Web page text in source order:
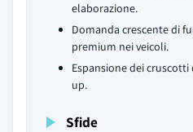
elaborazione.
Domanda crescente di
premium nei veicoli.
Espansione dei
up.
Sfide